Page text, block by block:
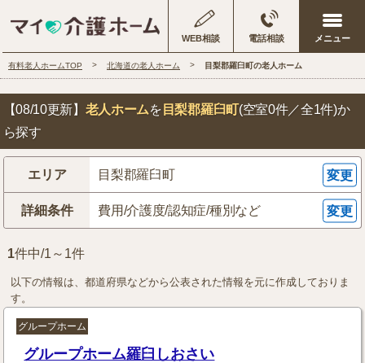
WEB相談 電話相談
有料老人ホームTOP 北海道の老人ホーム 目梨郡羅臼町の老人ホーム
【08/10更新】 老人ホームを 目梨郡羅臼町(空室0件／全1件)か
ら探す
エリア 目梨郡羅臼町 変更
詳細条件 費用/介護度/認知症/種別など 変更
1件中/1～1件
以下の情報は、都道府県などから公表された情報を元に作成しておりま
す。
グループホーム
グループホーム羅臼しおさい